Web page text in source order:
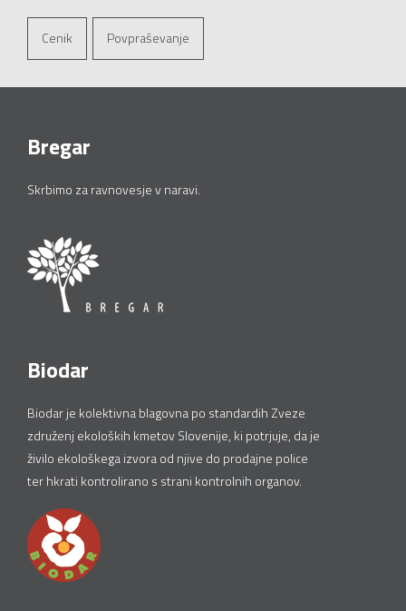
Cenik Povpraševanje
Bregar
Skrbimo za ravnovesje v naravi.
Biodar
Biodar je kolektivna blagovna po standardih Zveze
združenj ekoloških kmetov Slovenije, ki potrjuje, da je
živilo ekološkega izvora od njive do prodajne police
ter hkrati kontrolirano s strani kontrolnih organov.